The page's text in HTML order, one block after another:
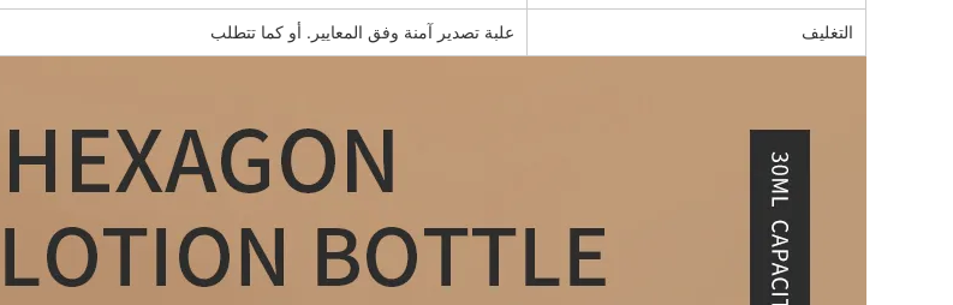
التغليف علبة تصدير آمنة وفق المعايير. أو كما تتطلب